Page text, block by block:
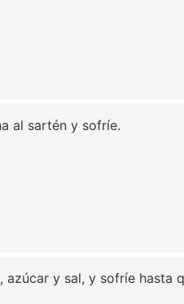
al sartén y sofríe.
azúcar y sal, y sofríe hasta